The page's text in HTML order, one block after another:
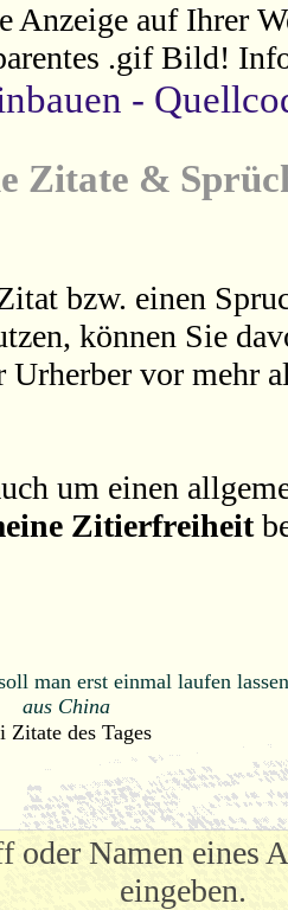
auf Ihrer
.gif Bild!
-
Zitate &
bzw. einen
können Sie
Urherber vor mehr
um einen
Zitierfreiheit
man erst einmal laufen
aus China
Zitate des Tages
oder Namen eines
eingeben.